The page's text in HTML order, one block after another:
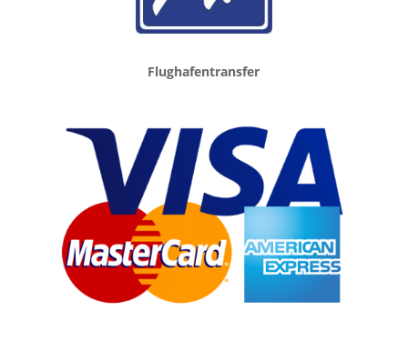
Flughafentransfer